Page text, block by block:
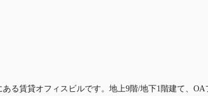
る賃貸オフィスビルです。地上9階/地下1階建て、